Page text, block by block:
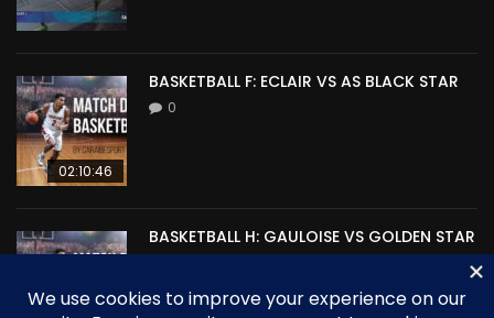
02:10:46
BASKETBALL F: ECLAIR VS AS BLACK STAR
0
BASKETBALL H: GAULOISE VS GOLDEN STAR